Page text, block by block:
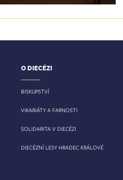
O DIECÉZI
BISKUPSTVÍ
VIKARIÁTY A FARNOSTI
SOLIDARITA V DIECÉZI
DIECÉZNÍ LESY HRADEC KRÁLOVÉ